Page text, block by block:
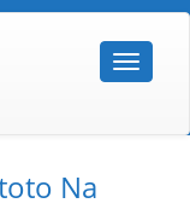
Na